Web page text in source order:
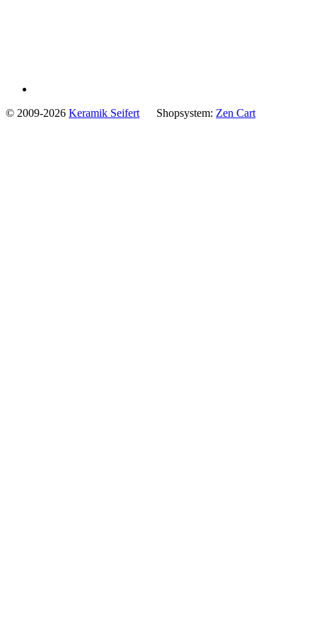
© 2009-2026 Keramik Seifert Shopsystem: Zen Cart